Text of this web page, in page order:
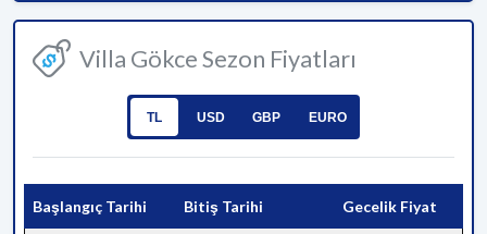
Villa Gökce Sezon Fiyatları
TL USD GBP EURO
Başlangıç Tarihi Bitiş Tarihi Gecelik Fiyat